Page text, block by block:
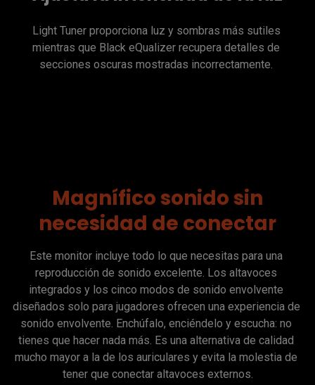
Light Tuner proporciona luz y sombras más sutiles
mientras que Black eQualizer recupera detalles de
secciones oscuras mostradas incorrectamente.
Magnífico sonido sin
necesidad de conectar
Este monitor incluye todo lo que necesitas para una
reproducción de sonido excelente. Los altavoces
integrados y los cinco modos de sonido envolvente
diseñados solo para jugadores ofrecen una experiencia de
sonido envolvente. Enchúfalo, enciéndelo y escucha: no
tienes que hacer nada más. Es una alternativa de calidad
mucho mayor a la de los auriculares y evita la molestia de
tener que conectar altavoces externos.